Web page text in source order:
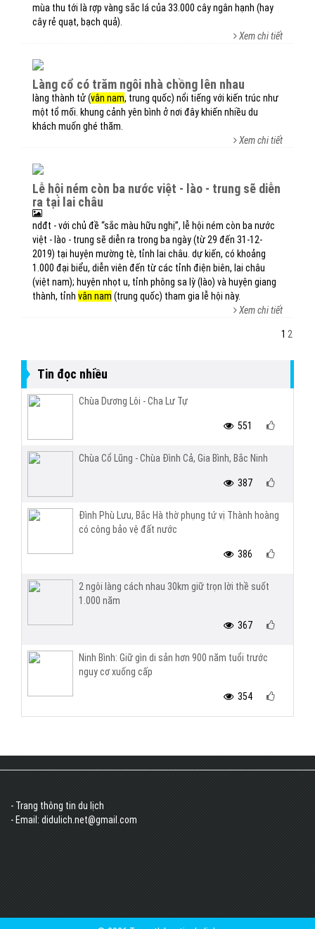
mùa thu tới là rợp vàng sắc lá của 33.000 cây ngân hạnh (hay
cây rẻ quạt, bạch quả).
Xem chi tiết
làng cổ có trăm ngôi nhà chồng lên nhau
làng thành tử (vân nam, trung quốc) nổi tiếng với kiến trúc như
một tổ mối. khung cảnh yên bình ở nơi đây khiến nhiều du
khách muốn ghé thăm.
Xem chi tiết
lễ hội ném còn ba nước việt - lào - trung sẽ diễn
ra tại lai châu
ndđt - với chủ đề “sắc màu hữu nghị”, lễ hội ném còn ba nước
việt - lào - trung sẽ diễn ra trong ba ngày (từ 29 đến 31-12-
2019) tại huyện mường tè, tỉnh lai châu. dự kiến, có khoảng
1.000 đại biểu, diễn viên đến từ các tỉnh điện biên, lai châu
(việt nam); huyện nhọt u, tỉnh phông sa lỳ (lào) và huyện giang
thành, tỉnh vân nam (trung quốc) tham gia lễ hội này.
Xem chi tiết
1 2
Tin đọc nhiều
Chùa Dương Lôi - Cha Lư Tự
551
Chùa Cổ Lũng - Chùa Đình Cả, Gia Bình, Bắc Ninh
387
Đình Phù Lưu, Bắc Hà thờ phụng tứ vị Thành hoàng
có công bảo vệ đất nước
386
2 ngôi làng cách nhau 30km giữ trọn lời thề suốt
1.000 năm
367
Ninh Bình: Giữ gìn di sản hơn 900 năm tuổi trước
nguy cơ xuống cấp
354
- Trang thông tin du lịch
- Email: didulich.net@gmail.com